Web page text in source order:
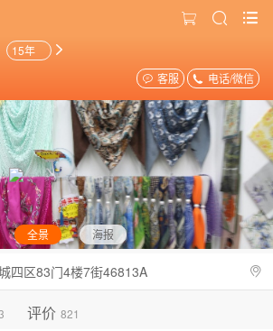
15年
客服 电话/微信
全景 海报
四区83门4楼7街46813A
评价 821